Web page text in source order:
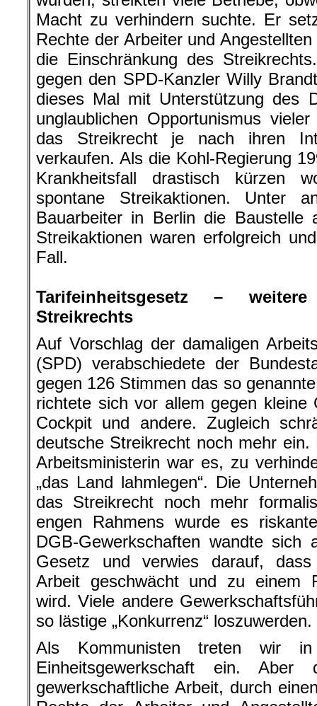
Macht zu verhindern suchte. Er
Rechte der Arbeiter und
die Einschränkung des
gegen den SPD-Kanzler Willy
dieses Mal mit Unterstützung des
unglaublichen Opportunismus
das Streikrecht je nach ihren
verkaufen. Als die Kohl-Regierung
Krankheitsfall drastisch kürzen
spontane Streikaktionen. Unter
Bauarbeiter in Berlin die Baustelle
Streikaktionen waren erfolgreich
Fall.
Tarifeinheitsgesetz –
Streikrechts
Auf Vorschlag der damaligen
(SPD) verabschiedete der
gegen 126 Stimmen das so
richtete sich vor allem gegen kleine
Cockpit und andere. Zugleich
deutsche Streikrecht noch mehr
Arbeitsministerin war es, zu
„das Land lahmlegen“. Die
das Streikrecht noch mehr
engen Rahmens wurde es
DGB-Gewerkschaften wandte sich
Gesetz und verwies darauf, dass
Arbeit geschwächt und zu einem
wird. Viele andere
so lästige „Konkurrenz“ loszuwerden.
Als Kommunisten treten wir
Einheitsgewerkschaft ein.
gewerkschaftliche Arbeit, durch